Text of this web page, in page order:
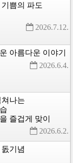
기쁨의 파도
2026.7.12.
아름다운 이야기
2026.6.4.
쳐나는
즐겁게 맞이
2026.6.2.
돐기념